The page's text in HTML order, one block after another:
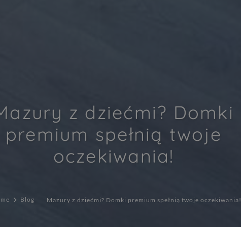
z dziećmi? Domki
premium spełnią twoje
oczekiwania!
Blog Mazury z dziećmi? Domki premium spełnią twoje oczekiwania!